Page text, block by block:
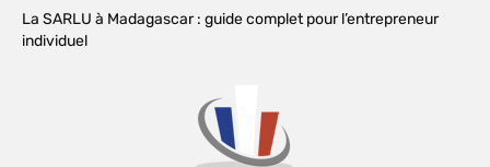
La SARLU à Madagascar : guide complet pour l’entrepreneur
individuel